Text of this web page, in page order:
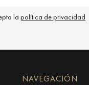
la política de privacidad
NAVEGACIÓN